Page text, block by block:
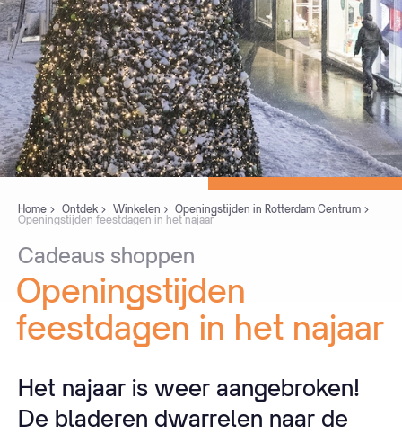
Home Ontdek Winkelen
Openingstijden in Rotterdam Centrum
Openingstijden feestdagen in het najaar
Cadeaus shoppen
Openingstijden
feestdagen in het najaar
Het najaar is weer aangebroken!
De bladeren dwarrelen naar de